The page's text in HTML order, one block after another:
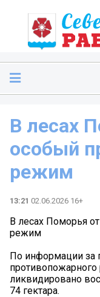
В лесах
особый
режим
13:21 02.06.2026 16+
В лесах Поморья
режим
По информации за
ликвидировано
74 гектара.